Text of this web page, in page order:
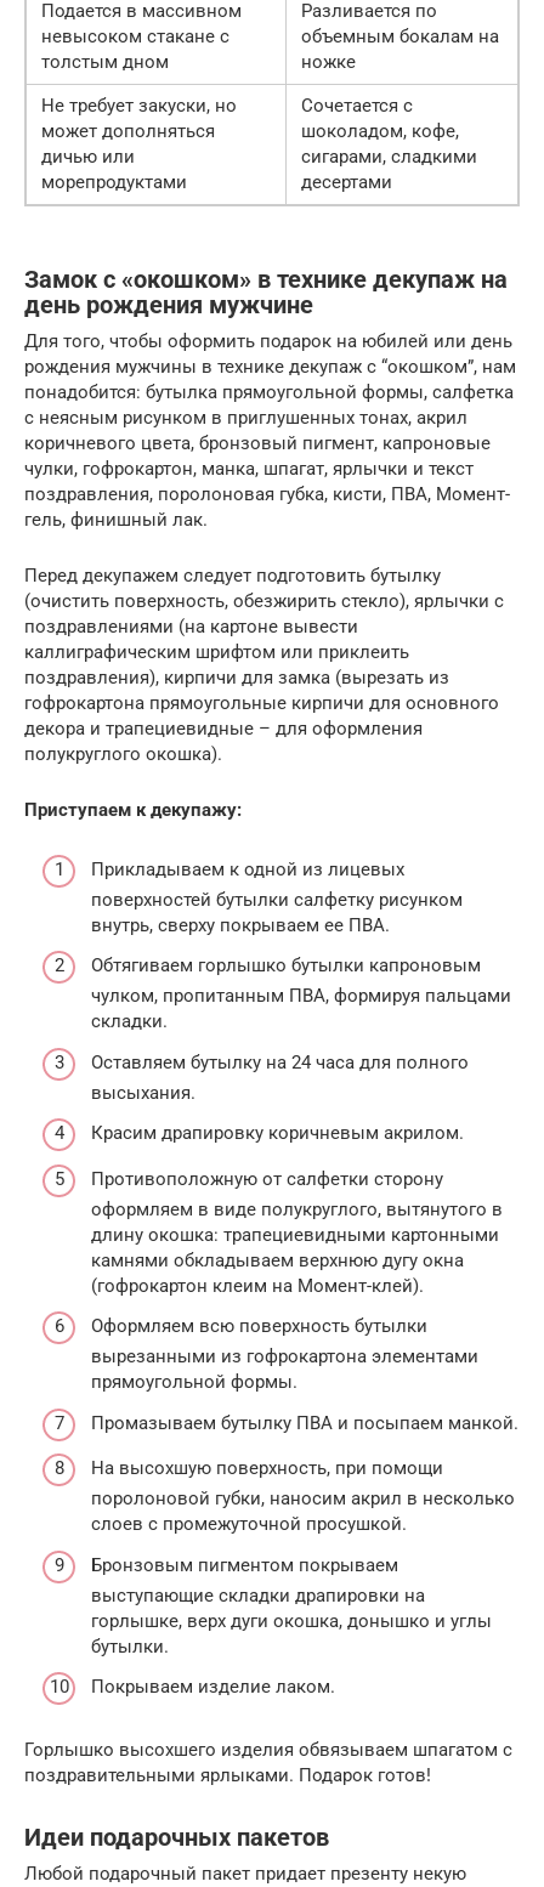
Подается в массивном
невысоком стакане с
толстым дном
Разливается по
объемным бокалам на
ножке
Не требует закуски, но
может дополняться
дичью или
морепродуктами
Сочетается с
шоколадом, кофе,
сигарами, сладкими
десертами
Замок с «окошком» в технике декупаж на
день рождения мужчине
Для того, чтобы оформить подарок на юбилей или день
рождения мужчины в технике декупаж с “окошком”, нам
понадобится: бутылка прямоугольной формы, салфетка
с неясным рисунком в приглушенных тонах, акрил
коричневого цвета, бронзовый пигмент, капроновые
чулки, гофрокартон, манка, шпагат, ярлычки и текст
поздравления, поролоновая губка, кисти, ПВА, Момент-
гель, финишный лак.
Перед декупажем следует подготовить бутылку
(очистить поверхность, обезжирить стекло), ярлычки с
поздравлениями (на картоне вывести
каллиграфическим шрифтом или приклеить
поздравления), кирпичи для замка (вырезать из
гофрокартона прямоугольные кирпичи для основного
декора и трапециевидные – для оформления
полукруглого окошка).
Приступаем к декупажу:
Прикладываем к одной из лицевых
поверхностей бутылки салфетку рисунком
внутрь, сверху покрываем ее ПВА.
Обтягиваем горлышко бутылки капроновым
чулком, пропитанным ПВА, формируя пальцами
складки.
Оставляем бутылку на 24 часа для полного
высыхания.
Красим драпировку коричневым акрилом.
Противоположную от салфетки сторону
оформляем в виде полукруглого, вытянутого в
длину окошка: трапециевидными картонными
камнями обкладываем верхнюю дугу окна
(гофрокартон клеим на Момент-клей).
Оформляем всю поверхность бутылки
вырезанными из гофрокартона элементами
прямоугольной формы.
Промазываем бутылку ПВА и посыпаем манкой.
На высохшую поверхность, при помощи
поролоновой губки, наносим акрил в несколько
слоев с промежуточной просушкой.
Бронзовым пигментом покрываем
выступающие складки драпировки на
горлышке, верх дуги окошка, донышко и углы
бутылки.
Покрываем изделие лаком.
Горлышко высохшего изделия обвязываем шпагатом с
поздравительными ярлыками. Подарок готов!
Идеи подарочных пакетов
Любой подарочный пакет придает презенту некую